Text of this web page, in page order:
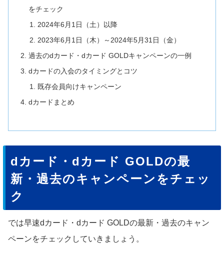
をチェック
2024年6月1日（土）以降
2023年6月1日（木）～2024年5月31日（金）
過去のdカード・dカード GOLDキャンペーンの一例
dカードの入会のタイミングとコツ
既存会員向けキャンペーン
dカードまとめ
dカード・dカード GOLDの最
新・過去のキャンペーンをチェッ
ク
では早速dカード・dカード GOLDの最新・過去のキャン
ペーンをチェックしていきましょう。